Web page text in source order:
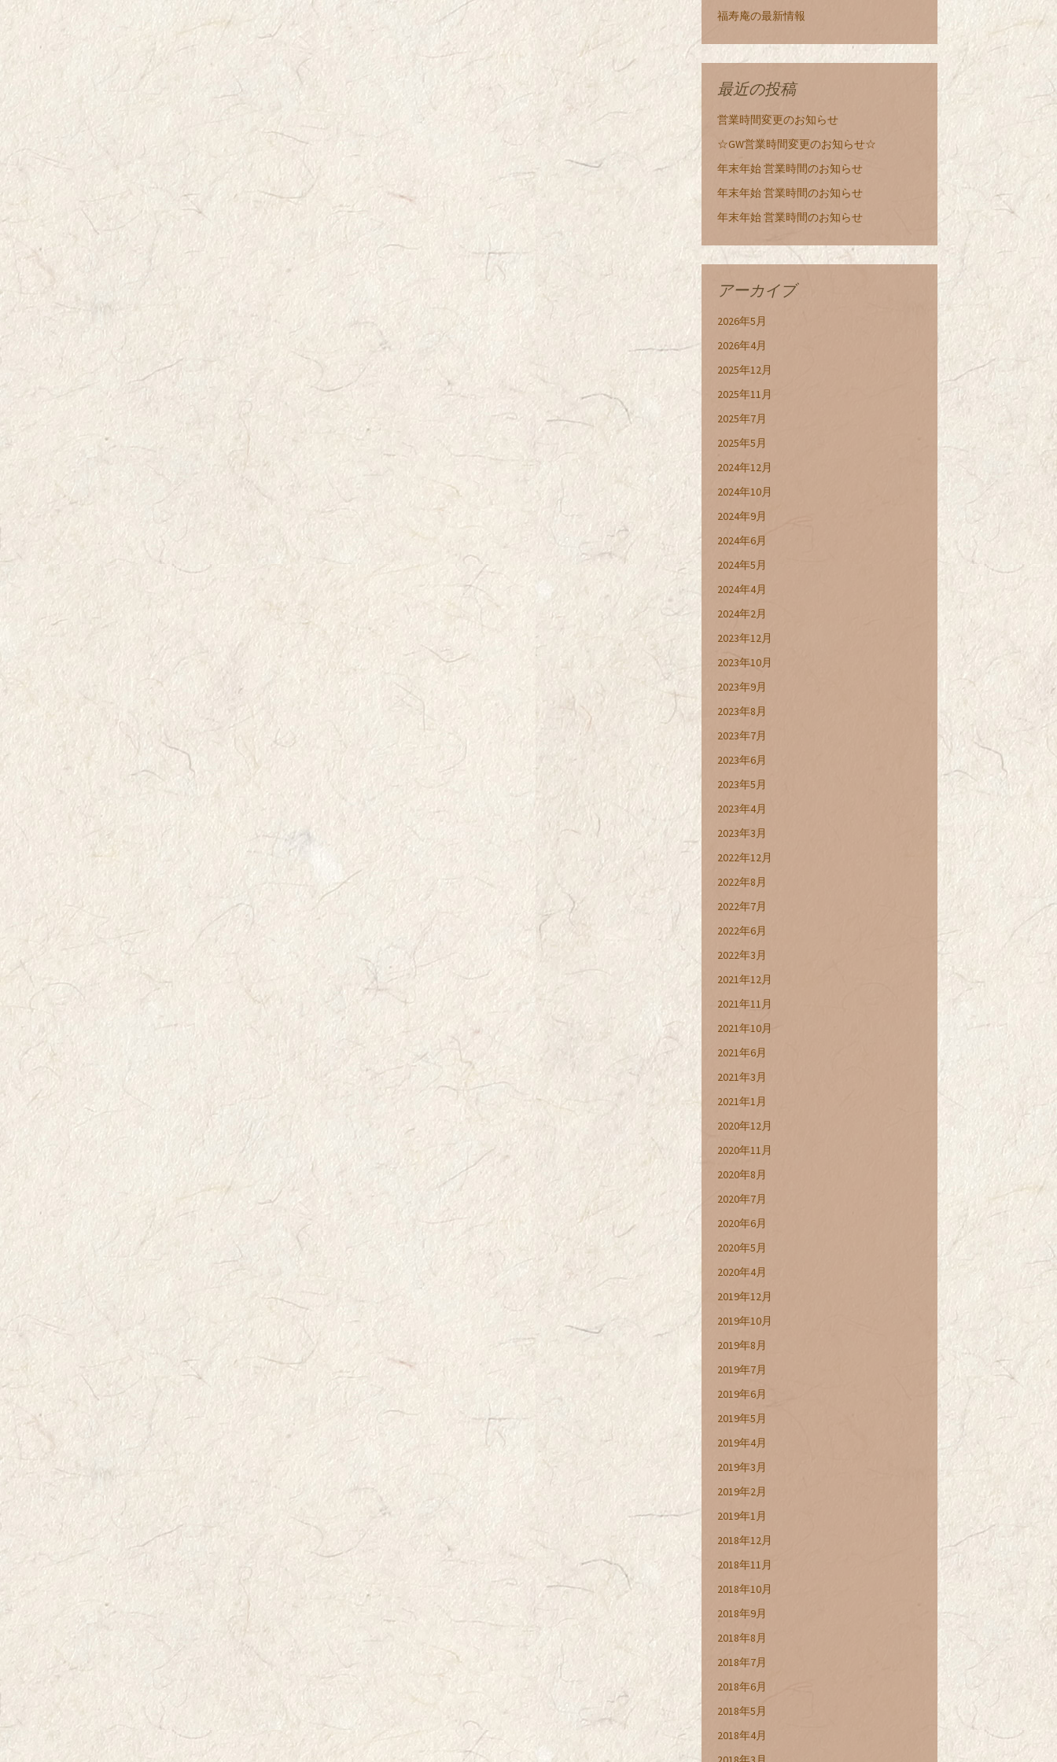
福寿庵の最新情報
最近の投稿
営業時間変更のお知らせ
☆GW営業時間変更のお知らせ☆
年末年始 営業時間のお知らせ
年末年始 営業時間のお知らせ
年末年始 営業時間のお知らせ
アーカイブ
2026年5月
2026年4月
2025年12月
2025年11月
2025年7月
2025年5月
2024年12月
2024年10月
2024年9月
2024年6月
2024年5月
2024年4月
2024年2月
2023年12月
2023年10月
2023年9月
2023年8月
2023年7月
2023年6月
2023年5月
2023年4月
2023年3月
2022年12月
2022年8月
2022年7月
2022年6月
2022年3月
2021年12月
2021年11月
2021年10月
2021年6月
2021年3月
2021年1月
2020年12月
2020年11月
2020年8月
2020年7月
2020年6月
2020年5月
2020年4月
2019年12月
2019年10月
2019年8月
2019年7月
2019年6月
2019年5月
2019年4月
2019年3月
2019年2月
2019年1月
2018年12月
2018年11月
2018年10月
2018年9月
2018年8月
2018年7月
2018年6月
2018年5月
2018年4月